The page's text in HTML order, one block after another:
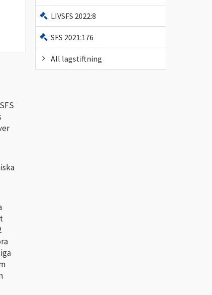
LIVSFS 2022:8
SFS 2021:176
All lagstiftning